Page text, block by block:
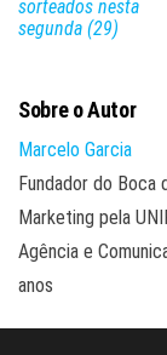
sorteados nesta
segunda (29)
Sobre o Autor
Marcelo Garcia
Fundador do Boca
Marketing pela
Agência e
anos